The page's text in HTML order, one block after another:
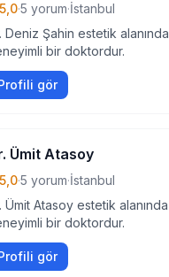
5,0·5 yorum·İstanbul
Deniz Şahin estetik alanında
bir doktordur.
gör
Ümit Atasoy
5,0·5 yorum·İstanbul
Ümit Atasoy estetik alanında
bir doktordur.
gör